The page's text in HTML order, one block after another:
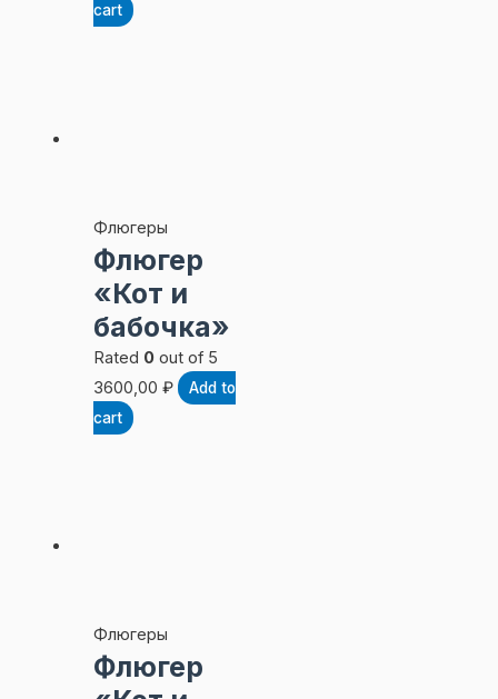
cart
Флюгеры
Флюгер
«Кот и
бабочка»
Rated 0out of 5
3600,00 ₽
Add to
cart
Флюгеры
Флюгер